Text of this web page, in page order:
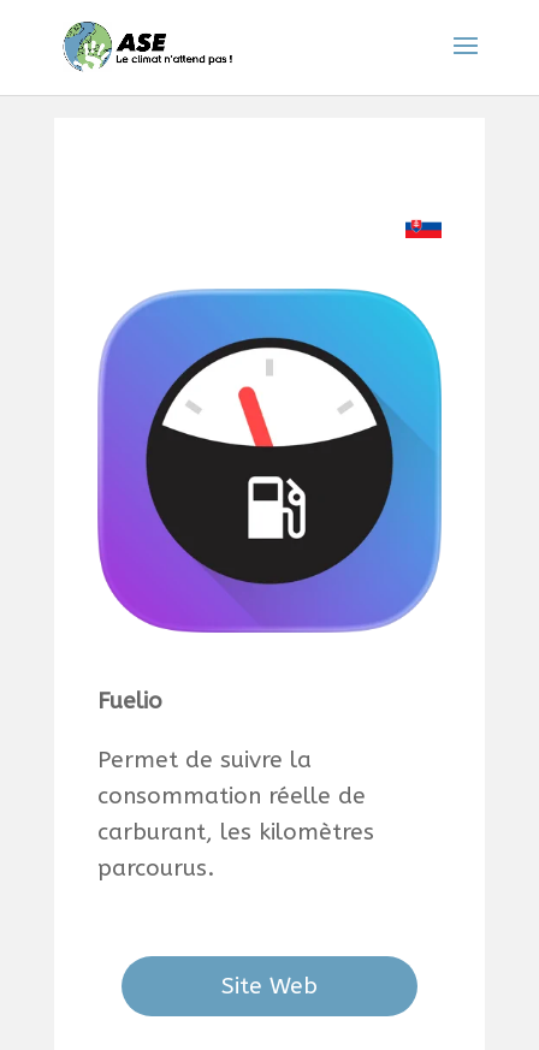
Fuelio
Permet de suivre la
consommation réelle de
carburant, les kilomètres
parcourus.
Site Web